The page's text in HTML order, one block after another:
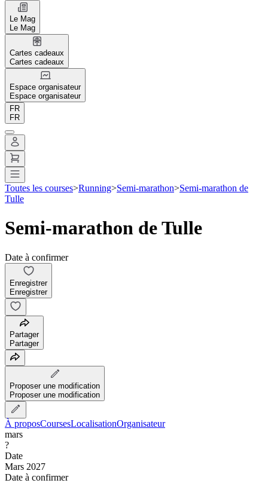
Le Mag
Le Mag
Cartes cadeaux
Cartes cadeaux
Espace organisateur
Espace organisateur
FR
FR
Toutes les courses>Running>Semi-marathon>Semi-marathon de
Tulle
Semi-marathon de Tulle
Date à confirmer
Enregistrer
Enregistrer
Partager
Partager
Proposer une modification
Proposer une modification
À proposCoursesLocalisationOrganisateur
mars
?
Date
Mars 2027
Date à confirmer